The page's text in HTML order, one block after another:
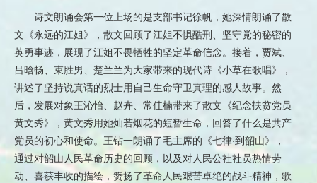
诗文朗诵会第一位上场的是支部书记徐帆，她深情朗诵了散
文《永远的江姐》，散文回顾了江姐不惧酷刑、坚守党的秘密的
英勇事迹，展现了江姐不畏牺牲的坚定革命信念。接着，贾斌、
吕晗畅、束胜男、楚兰兰为大家带来的现代诗《小草在歌唱》，
讲述了坚持说真话的烈士用自己生命守卫真理的感人故事。然
后，发展对象王沁怡、赵卉、常佳楠带来了散文《纪念扶贫党员
黄文秀》，黄文秀用她灿若烟花的短暂生命，回答了什么是共产
党员的初心和使命。王钻一朗诵了毛主席的《七律·到韶山》，
通过对韶山人民革命历史的回顾，以及对人民公社社员热情劳
动、喜获丰收的描绘，赞扬了革命人民艰苦卓绝的战斗精神，歌